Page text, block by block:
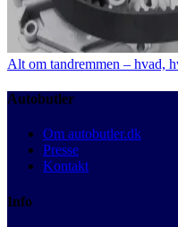
Alt om tandremmen – hvad,
Autobutler
Om autobutler.dk
Presse
Kontakt
Info